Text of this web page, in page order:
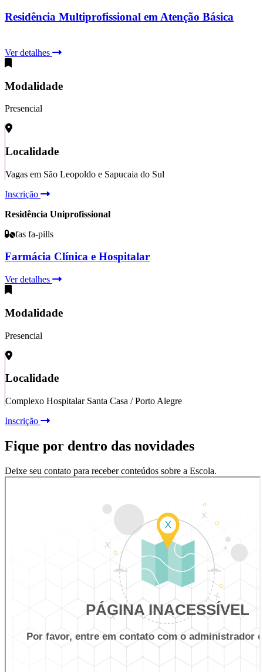
Residência Multiprofissional em Atenção Básica
Ver detalhes
Modalidade
Presencial
Localidade
Vagas em São Leopoldo e Sapucaia do Sul
Inscrição
Residência Uniprofissional
fas fa-pills
Farmácia Clínica e Hospitalar
Ver detalhes
Modalidade
Presencial
Localidade
Complexo Hospitalar Santa Casa / Porto Alegre
Inscrição
Fique por dentro das novidades
Deixe seu contato para receber conteúdos sobre a Escola.